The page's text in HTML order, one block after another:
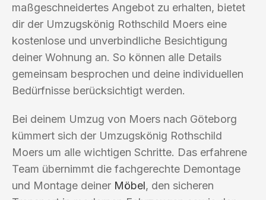
maßgeschneidertes Angebot zu erhalten, bietet
dir der Umzugskönig Rothschild Moers eine
kostenlose und unverbindliche Besichtigung
deiner Wohnung an. So können alle Details
gemeinsam besprochen und deine individuellen
Bedürfnisse berücksichtigt werden.
Bei deinem Umzug von Moers nach Göteborg
kümmert sich der Umzugskönig Rothschild
Moers um alle wichtigen Schritte. Das erfahrene
Team übernimmt die fachgerechte Demontage
und Montage deiner Möbel, den sicheren